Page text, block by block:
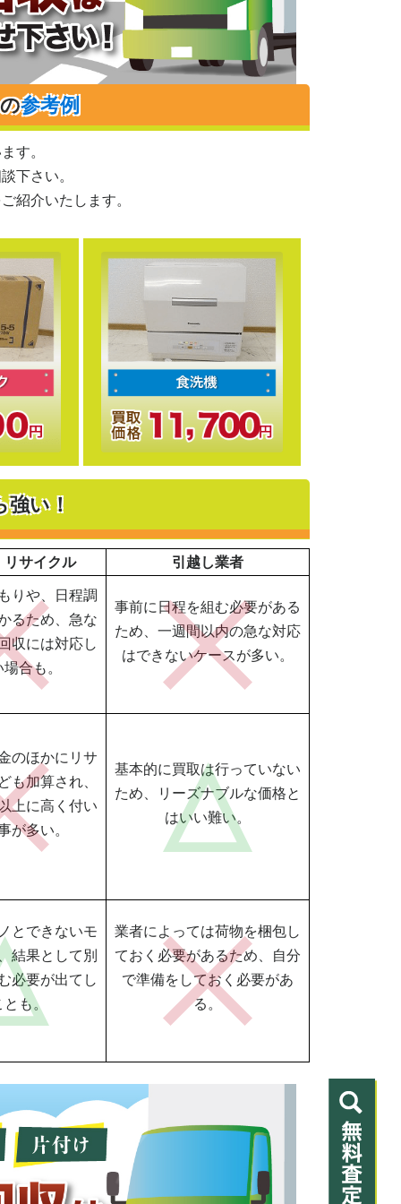
参考例
す。
下さい。
紹介いたします。
い！
サイクル
引越し業者
りや、日程調
るため、急な
収には対応し
合も。
事前に日程を組む必要がある
ため、一週間以内の急な対応
はできないケースが多い。
のほかにリサ
も加算され、
上に高く付い
が多い。
基本的に買取は行っていない
ため、リーズナブルな価格と
はいい難い。
とできないモ
結果として別
必要が出てし
も。
業者によっては荷物を梱包し
ておく必要があるため、自分
で準備をしておく必要があ
る。